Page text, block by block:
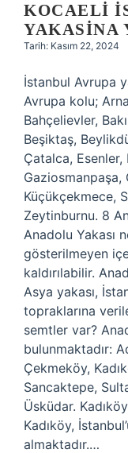
KOCAELI
YAKASINA
Tarih: Kasım 22, 2024
İstanbul Avrupa
Avrupa kolu;
Bahçelievler,
Beşiktaş,
Çatalca,
Gaziosmanpaşa,
Küçükçekmece,
Zeytinburnu. 8
Anadolu Yakası
gösterilmeyen
kaldırılabilir.
Asya yakası,
topraklarına
semtler var?
bulunmaktadır:
Çekmeköy,
Sancaktepe,
Üsküdar.
Kadıköy,
almaktadır.…